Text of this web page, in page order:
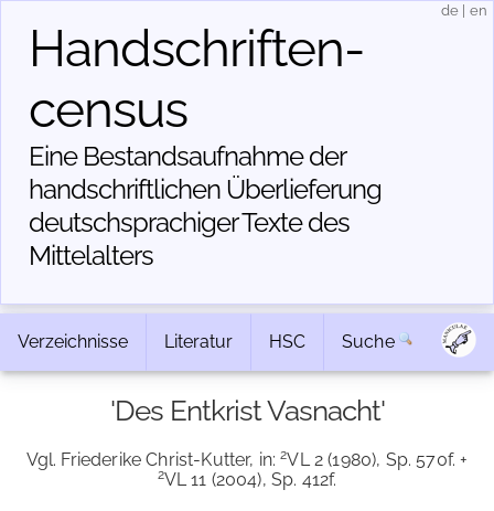
Handschriften­
census
Eine Bestandsaufnahme der
handschriftlichen Über­lieferung
deutschsprachiger Texte des
Mittelalters
de en
Verzeichnisse Literatur HSC Suche
'Des Entkrist Vasnacht'
Vgl. Friederike Christ-Kutter, in:2VL 2 (1980), Sp. 570f. +
2VL 11 (2004), Sp. 412f.